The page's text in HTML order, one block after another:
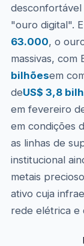
"ouro digital".
63.000, o
massivas, com
bilhõesem
deUS$ 3,8
em fevereiro
em condições
as linhas de
institucional
metais
ativo cuja
rede elétrica e